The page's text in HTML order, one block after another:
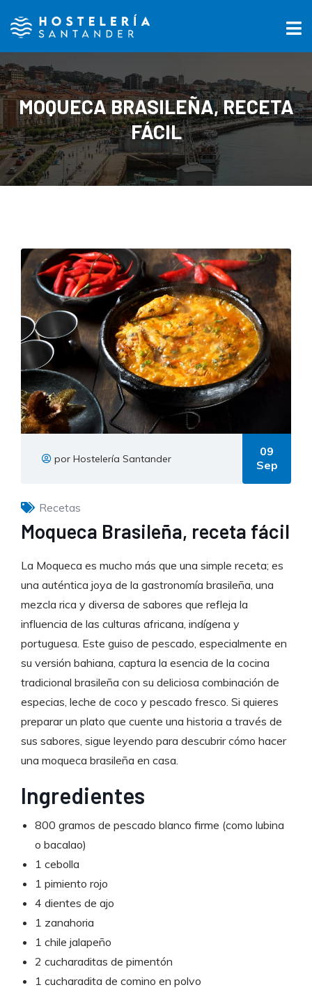
MOQUECA BRASILEÑA, RECETA
FÁCIL
por Hostelería Santander
09
Sep
Recetas
Moqueca Brasileña, receta fácil
La Moqueca es mucho más que una simple receta; es
una auténtica joya de la gastronomía brasileña, una
mezcla rica y diversa de sabores que refleja la
influencia de las culturas africana, indígena y
portuguesa. Este guiso de pescado, especialmente en
su versión bahiana, captura la esencia de la cocina
tradicional brasileña con su deliciosa combinación de
especias, leche de coco y pescado fresco. Si quieres
preparar un plato que cuente una historia a través de
sus sabores, sigue leyendo para descubrir cómo hacer
una moqueca brasileña en casa.
Ingredientes
800 gramos de pescado blanco firme (como lubina
o bacalao)
1 cebolla
1 pimiento rojo
4 dientes de ajo
1 zanahoria
1 chile jalapeño
2 cucharaditas de pimentón
1 cucharadita de comino en polvo